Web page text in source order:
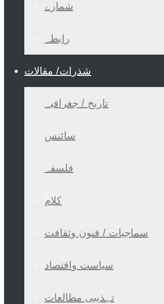
شمارے
رابطہ
شذرات/ مقالات
تاریخ / جغرافیہ
سائنس
فلسفہ
کلام
سماجیات / فنون وثقافت
سیاست واقتصاد
تہذیبی مطالعات